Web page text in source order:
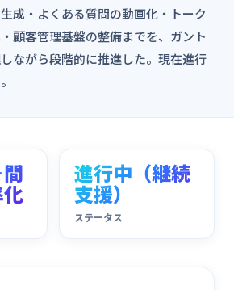
成・よくある質問の動画化・トーク
顧客管理基盤の整備までを、ガント
ながら段階的に推進した。現在進行
進行中（継続
支援）
ステータス